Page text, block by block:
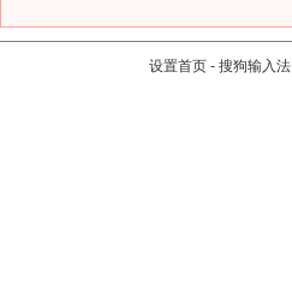
设置首页 - 搜狗输入法